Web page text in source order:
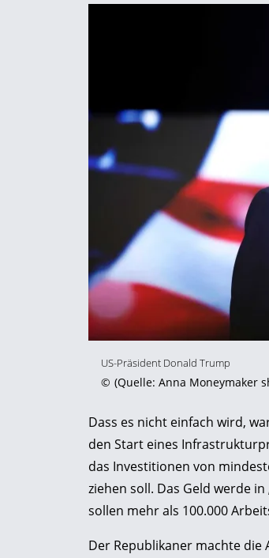
US-Präsident Donald Trump
© (Quelle: Anna Moneymaker
Dass es nicht einfach wird,
den Start eines
das Investitionen von
ziehen soll. Das Geld werde
sollen mehr als 100.000
Der Republikaner machte die